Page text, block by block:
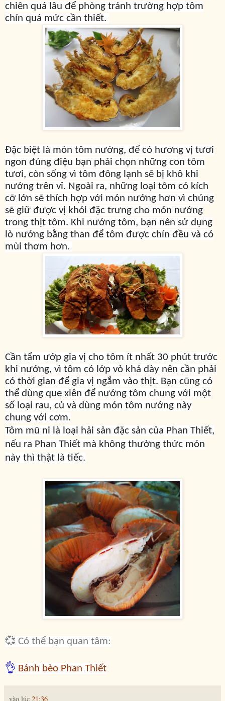
chiên quá lâu để phòng tránh trường hợp tôm
chín quá mức cần thiết.
Đặc biệt là món tôm nướng, để có hương vị tươi
ngon đúng điệu bạn phải chọn những con tôm
tươi, còn sống vì tôm đông lạnh sẽ bị khô khi
nướng trên vỉ. Ngoài ra, những loại tôm có kích
cỡ lớn sẽ thích hợp với món nướng hơn vì chúng
sẽ giữ được vị khói đặc trưng cho món nướng
trong thịt tôm. Khi nướng tôm, bạn nên sử dụng
lò nướng bằng than để tôm được chín đều và có
mùi thơm hơn.
Cần tẩm ướp gia vị cho tôm ít nhất 30 phút trước
khi nướng, vì tôm có lớp vỏ khá dày nên cần phải
có thời gian để gia vị ngắm vào thịt. Bạn cũng có
thể dùng que xiên để nướng tôm chung với một
số loại rau, củ và dùng món tôm nướng này
chung với cơm.
Tôm mũ ni là loại hải sản đặc sản của Phan Thiết,
nếu ra Phan Thiết mà không thưởng thức món
này thì thật là tiếc.
💞 Có thể bạn quan tâm:
👌 Bánh bèo Phan Thiết
vào lúc 21:36